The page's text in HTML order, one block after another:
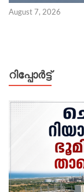
August 7, 2026
റിപ്പോര്‍ട്ട്